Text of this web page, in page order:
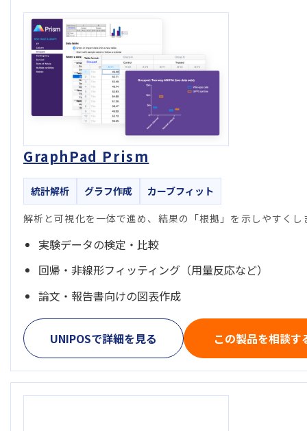
GraphPad Prism
統計解析 グラフ作成
カーブフィット
解析と可視化を一体で進め、結果の「根拠」を示しやすくし
実験データの検定・比較
回帰・非線形フィッティング（用量反応など）
論文・報告書向けの図表作成
UNIPOSで詳細を見る この製品を相談す